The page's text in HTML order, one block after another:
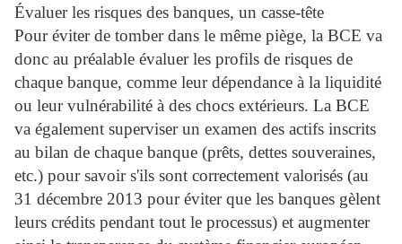
Évaluer les risques des banques, un casse-tête
Pour éviter de tomber dans le même piège, la BCE va
donc au préalable évaluer les profils de risques de
chaque banque, comme leur dépendance à la liquidité
ou leur vulnérabilité à des chocs extérieurs. La BCE
va également superviser un examen des actifs inscrits
au bilan de chaque banque (prêts, dettes souveraines,
etc.) pour savoir s'ils sont correctement valorisés (au
31 décembre 2013 pour éviter que les banques gèlent
leurs crédits pendant tout le processus) et augmenter